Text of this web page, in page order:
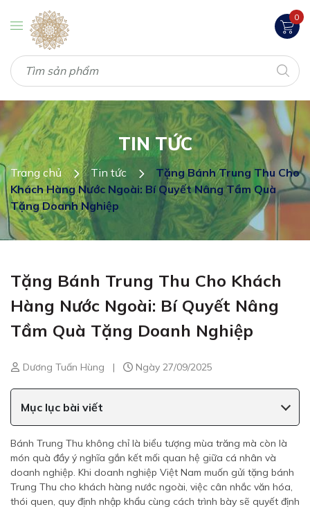
0
TIN TỨC
Trang chủ Tin tức
Tặng Bánh Trung Thu Cho
Khách Hàng Nước Ngoài: Bí Quyết Nâng Tầm Quà
Tặng Doanh Nghiệp
Tặng Bánh Trung Thu Cho Khách
Hàng Nước Ngoài: Bí Quyết Nâng
Tầm Quà Tặng Doanh Nghiệp
Dương Tuấn Hùng | Ngày 27/09/2025
Mục lục bài viết
Bánh Trung Thu không chỉ là biểu tượng mùa trăng mà còn là
món quà đầy ý nghĩa gắn kết mối quan hệ giữa cá nhân và
doanh nghiệp. Khi doanh nghiệp Việt Nam muốn gửi tặng bánh
Trung Thu cho khách hàng nước ngoài, việc cân nhắc văn hóa,
thói quen, quy định nhập khẩu cùng cách trình bày sẽ quyết định